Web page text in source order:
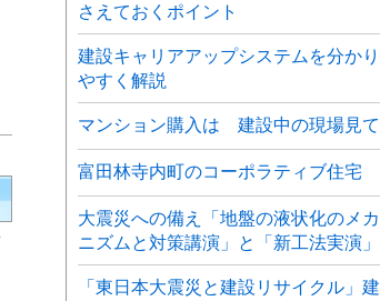
さえておくポイント
建設キャリアアップシステムを分かり
やすく解説
マンション購入は 建設中の現場見て
富田林寺内町のコーポラティブ住宅
大震災への備え「地盤の液状化のメカ
ニズムと対策講演」と「新工法実演」
「東日本大震災と建設リサイクル」建